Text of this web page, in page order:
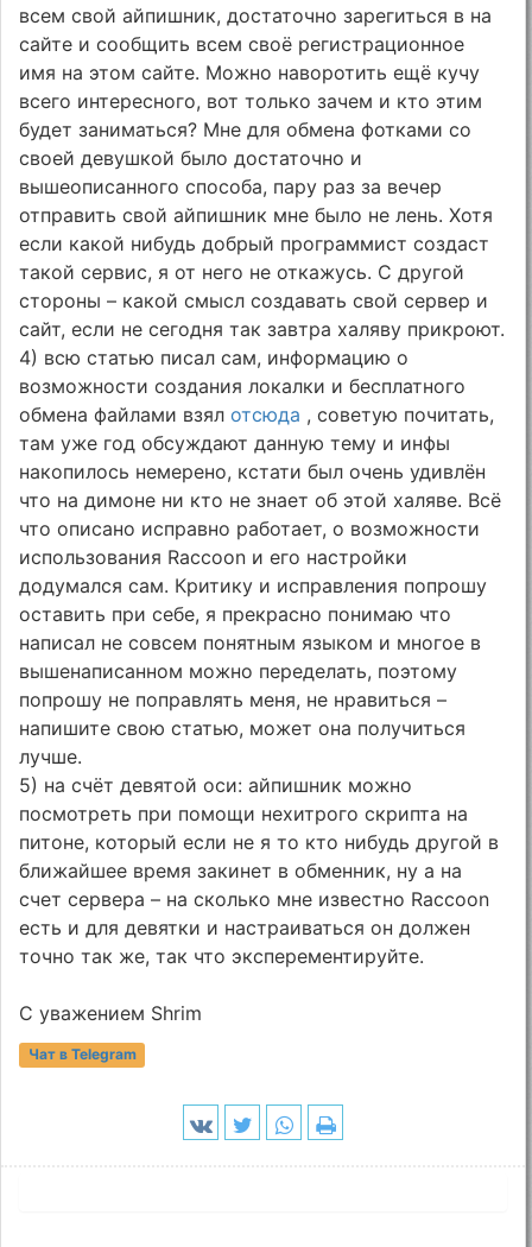
всем свой айпишник, достаточно зарегиться в на
сайте и сообщить всем своё регистрационное
имя на этом сайте. Можно наворотить ещё кучу
всего интересного, вот только зачем и кто этим
будет заниматься? Мне для обмена фотками со
своей девушкой было достаточно и
вышеописанного способа, пару раз за вечер
отправить свой айпишник мне было не лень. Хотя
если какой нибудь добрый программист создаст
такой сервис, я от него не откажусь. С другой
стороны – какой смысл создавать свой сервер и
сайт, если не сегодня так завтра халяву прикроют.
4) всю статью писал сам, информацию о
возможности создания локалки и бесплатного
обмена файлами взялотсюда , советую почитать,
там уже год обсуждают данную тему и инфы
накопилось немерено, кстати был очень удивлён
что на димоне ни кто не знает об этой халяве. Всё
что описано исправно работает, о возможности
использования Raccoon и его настройки
додумался сам. Критику и исправления попрошу
оставить при себе, я прекрасно понимаю что
написал не совсем понятным языком и многое в
вышенаписанном можно переделать, поэтому
попрошу не поправлять меня, не нравиться –
напишите свою статью, может она получиться
лучше.
5) на счёт девятой оси: айпишник можно
посмотреть при помощи нехитрого скрипта на
питоне, который если не я то кто нибудь другой в
ближайшее время закинет в обменник, ну а на
счет сервера – на сколько мне известно Raccoon
есть и для девятки и настраиваться он должен
точно так же, так что эксперементируйте.
С уважением Shrim
Чат в Telegram